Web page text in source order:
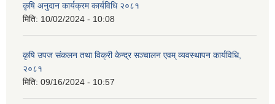
कृषि अनुदान कार्यक्रम कार्यविधि २०८१
मिति: 10/02/2024 - 10:08
कृषि उपज संकलन तथा विक्री केन्द्र सञ्चालन एवम् व्यवस्थापन कार्यविधि,
२०८१
मिति: 09/16/2024 - 10:57